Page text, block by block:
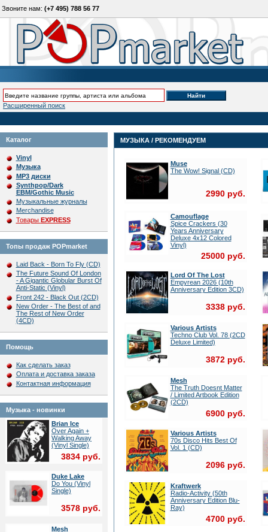
Звоните нам: (+7 495) 788 56 77
Расширенный поиск
Каталог
Vinyl
Музыка
MP3 диски
Synthpop/Dark
EBM/Gothic Music
Музыкальные журналы
Merchandise
Товары EXPRESS
Топы продаж POPmarket
Laid Back - Born To Fly (CD)
The Future Sound Of London
- A Gigantic Globular Burst Of
Anti-Static (Vinyl)
Front 242 - Black Out (2CD)
New Order - The Best of and
The Rest of New Order
(4CD)
Помощь
Как сделать заказ
Оплата и доставка заказа
Контактная информация
Музыка - новинки
Brian Ice
Over Again +
Walking Away
(Vinyl Single)
3834 руб.
Duke Lake
Do You (Vinyl
Single)
3578 руб.
Mesh
МУЗЫКА / РЕКОМЕНДУЕМ
Muse
The Wow! Signal (CD)
2990 руб.
Camouflage
Spice Crackers (30
Years Anniversary
Deluxe 4x12 Colored
Vinyl)
25000 руб.
Lord Of The Lost
Empyrean 2026 (10th
Anniversary Edition 3CD)
3338 руб.
Various Artists
Techno Club Vol. 78 (2CD
Deluxe Limited)
3872 руб.
Mesh
The Truth Doesnt Matter
/ Limited Artbook Edition
(2CD)
6900 руб.
Various Artists
70s Disco Hits Best Of
Vol. 1 (CD)
2096 руб.
Kraftwerk
Radio-Activity (50th
Anniversary Edition Blu-
Ray)
4700 руб.